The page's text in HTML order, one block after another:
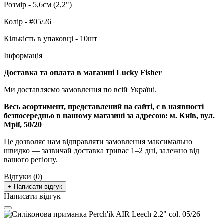
Розмір - 5,6см (2,2")
Колір - #05/26
Кількість в упаковці - 10шт
Інформація
Доставка та оплата в магазині Lucky Fisher
Ми доставляємо замовлення по всій Україні.
Весь асортимент, представлений на сайті, є в наявності
безпосередньо в нашому магазині за адресою: м. Київ, вул.
Мрії, 50/20
Це дозволяє нам відправляти замовлення максимально
швидко — зазвичай доставка триває 1–2 дні, залежно від
вашого регіону.
Відгуки (0)
+ Написати відгук
Написати відгук